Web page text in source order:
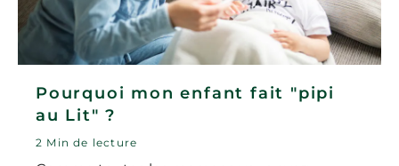
Pourquoi mon enfant fait "pipi
au Lit" ?
2 Min de lecture